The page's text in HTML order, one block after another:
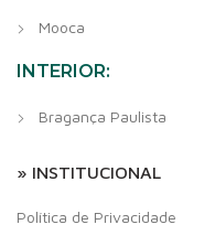
Mooca
INTERIOR:
Bragança Paulista
» INSTITUCIONAL
Política de Privacidade